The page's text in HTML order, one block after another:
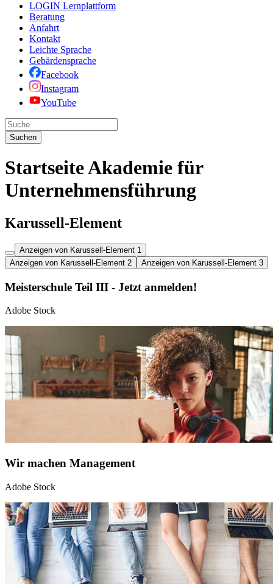
LOGIN Lernplattform
Beratung
Anfahrt
Kontakt
Leichte Sprache
Gebärdensprache
Facebook
Instagram
YouTube
Suchen
Startseite Akademie für
Unternehmensführung
Karussell-Element
Anzeigen von Karussell-Element 1
Anzeigen von Karussell-Element 2
Anzeigen von Karussell-Element 3
Meisterschule Teil III - Jetzt anmelden!
Adobe Stock
Wir machen Management
Adobe Stock